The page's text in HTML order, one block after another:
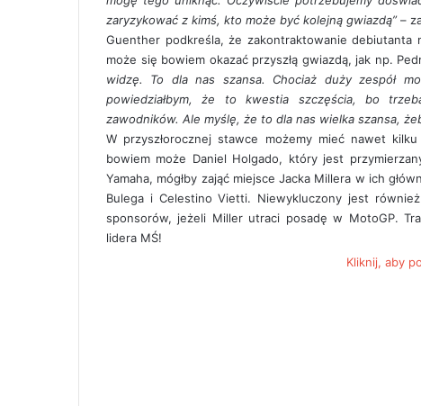
zaryzykować z kimś, kto może być kolejną gwiazdą”–
Guenther podkreśla, że zakontraktowanie debiutanta
może się bowiem okazać przyszłą gwiazdą, jak np.
widzę. To dla nas szansa. Chociaż duży zespół
powiedziałbym, że to kwestia szczęścia, bo
zawodników. Ale myślę, że to dla nas wielka szansa,
W przyszłorocznej stawce możemy mieć nawet
bowiem może Daniel Holgado, który jest
Yamaha, mógłby zająć miejsce Jacka Millera w ich
Bulega i Celestino Vietti. Niewykluczony jest
sponsorów, jeżeli Miller utraci posadę w MotoGP.
lidera MŚ!
Kliknij, aby